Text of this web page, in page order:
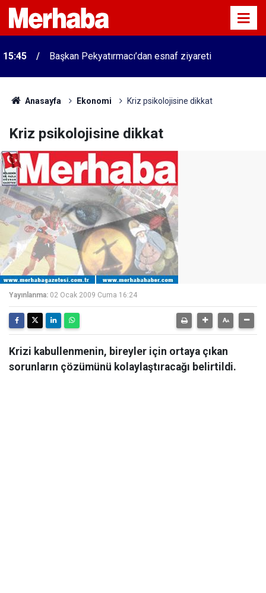
15:45 Başkan Pekyatırmacı’dan esnaf ziyareti
Anasayfa Ekonomi Kriz psikolojisine dikkat
Kriz psikolojisine dikkat
Yayınlanma: 02 Ocak 2009 Cuma 16:24
Krizi kabullenmenin, bireyler için ortaya çıkan
sorunların çözümünü kolaylaştıracağı belirtildi.